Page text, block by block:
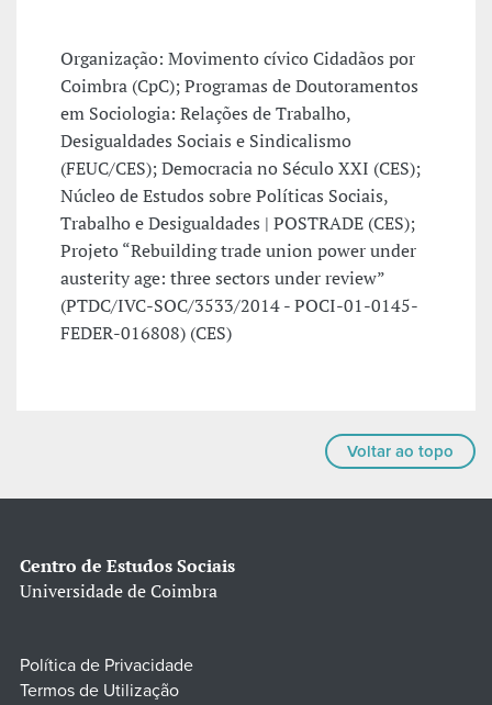
Organização: Movimento cívico Cidadãos por
Coimbra (CpC); Programas de Doutoramentos
em Sociologia: Relações de Trabalho,
Desigualdades Sociais e Sindicalismo
(FEUC/CES); Democracia no Século XXI (CES);
Núcleo de Estudos sobre Políticas Sociais,
Trabalho e Desigualdades | POSTRADE (CES);
Projeto “Rebuilding trade union power under
austerity age: three sectors under review”
(PTDC/IVC-SOC/3533/2014 - POCI-01-0145-
FEDER-016808) (CES)
Voltar ao topo
Centro de Estudos Sociais
Universidade de Coimbra
Política de Privacidade
Termos de Utilização